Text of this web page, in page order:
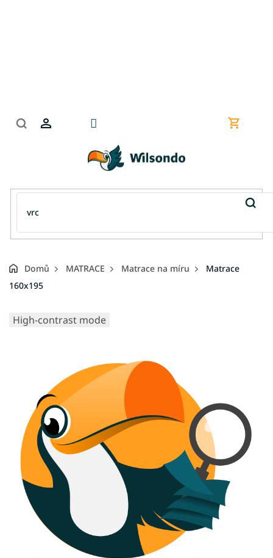
Nákupní
Domů MATRACE Matrace na míru
Matrace
160x195
High-contrast mode